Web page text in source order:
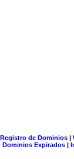
Registro de Dominios|
Dominios Expirados |